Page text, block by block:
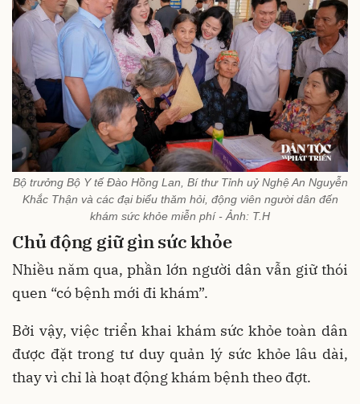
Bộ trưởng Bộ Y tế Đào Hồng Lan, Bí thư Tỉnh uỷ Nghệ An Nguyễn
Khắc Thận và các đại biểu thăm hỏi, động viên người dân đến
khám sức khỏe miễn phí - Ảnh: T.H
Chủ động giữ gìn sức khỏe
Nhiều năm qua, phần lớn người dân vẫn giữ thói
quen “có bệnh mới đi khám”.
Bởi vậy, việc triển khai khám sức khỏe toàn dân
được đặt trong tư duy quản lý sức khỏe lâu dài,
thay vì chỉ là hoạt động khám bệnh theo đợt.